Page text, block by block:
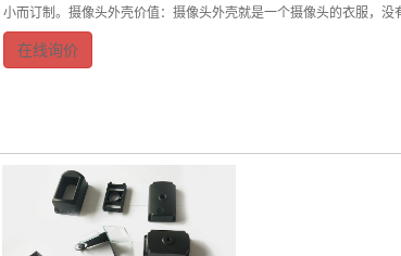
小而订制。摄像头外壳价值：摄像头外壳就是一个摄像头的衣服，没
在线询价